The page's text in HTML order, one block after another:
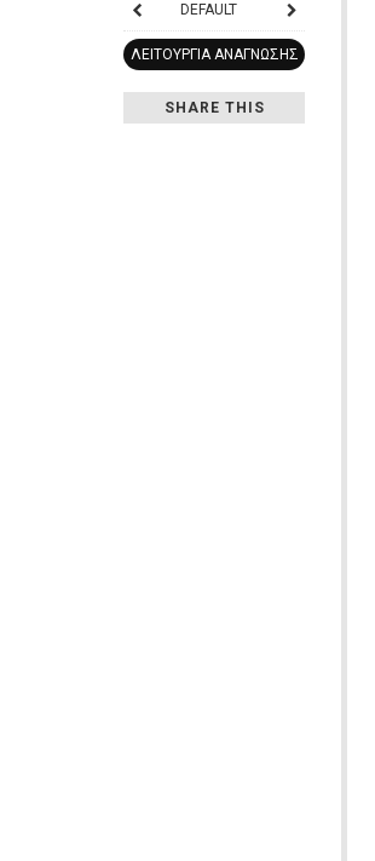
DEFAULT
ΛΕΙΤΟΥΡΓΊΑ ΑΝΆΓΝΩΣΗΣ
SHARE THIS